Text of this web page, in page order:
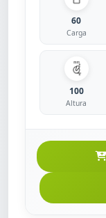
60
Carga
100
Altura